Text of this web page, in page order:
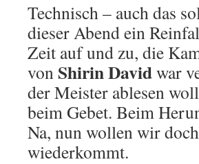
Technisch – auch das
dieser Abend ein
Zeit auf und zu, die
von Shirin Davidwar
der Meister ablesen
beim Gebet. Beim
Na, nun wollen wir
wiederkommt.